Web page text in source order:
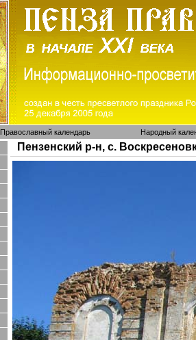
Православный календарь Народный
Пензенский р-н, с.